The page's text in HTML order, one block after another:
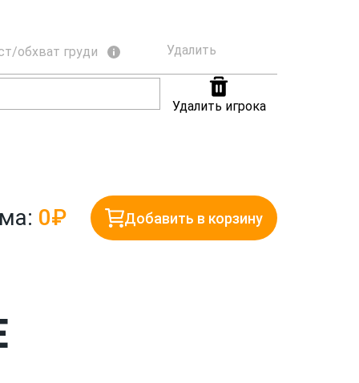
обхват груди Удалить
Удалить игрока
0₽ Добавить в корзину